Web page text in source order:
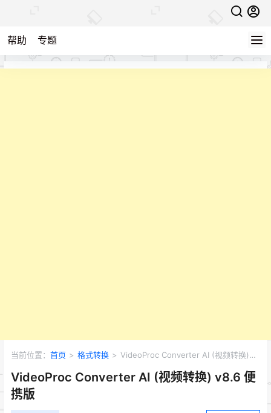
帮助 专题
当前位置： 首页 > 格式转换 > VideoProc Converter AI (视频转换)
VideoProc Converter AI (视频转换) v8.6 便
携版